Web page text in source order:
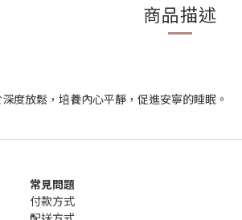
商品描述
度放鬆，培養內心平靜，促進安寧的睡眠。
常見問題
付款方式